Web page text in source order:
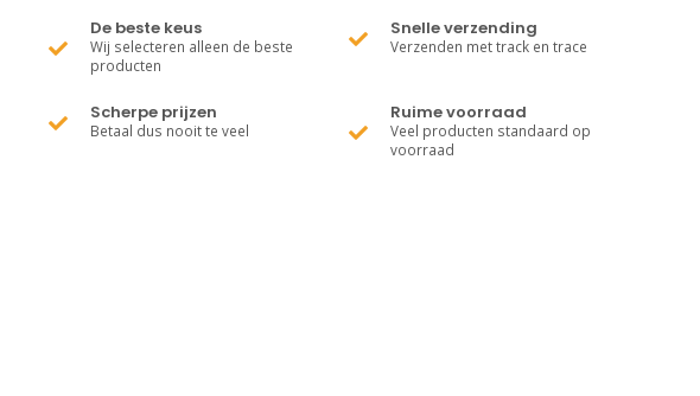
De beste keus
Wij selecteren alleen de beste
producten
Snelle verzending
Verzenden met track en trace
Scherpe prijzen
Betaal dus nooit te veel
Ruime voorraad
Veel producten standaard op
voorraad